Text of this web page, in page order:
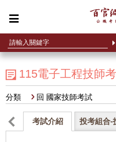
115電子工程技師
分類 回 國家技師考試
考試介紹 投考組合-